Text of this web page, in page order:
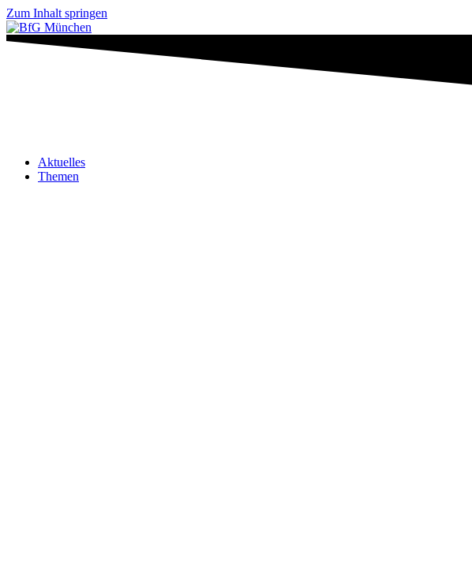
Zum Inhalt springen
Aktuelles
Themen